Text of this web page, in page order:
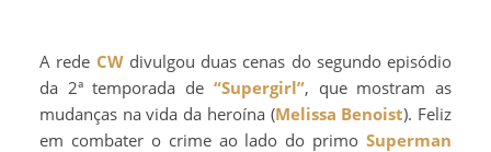
A rede CWdivulgou duas cenas do segundo episódio
da 2ª temporada de “Supergirl”, que mostram as
mudanças na vida da heroína (Melissa Benoist). Feliz
em combater o crime ao lado do primo Superman